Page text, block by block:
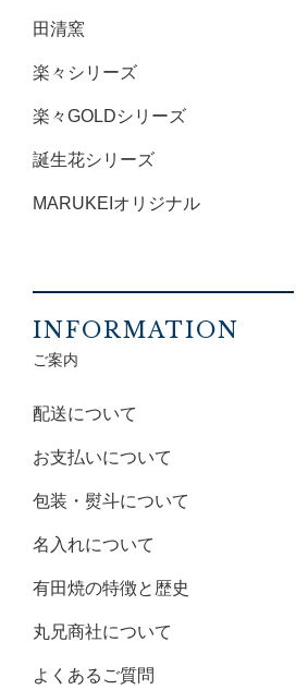
田清窯
楽々シリーズ
楽々GOLDシリーズ
誕生花シリーズ
MARUKEIオリジナル
INFORMATION
ご案内
配送について
お支払いについて
包装・熨斗について
名入れについて
有田焼の特徴と歴史
丸兄商社について
よくあるご質問